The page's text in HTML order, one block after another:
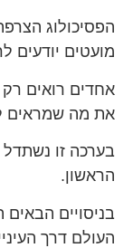
הפסיכולוג
מועטים יודעים
אחדים רואים
את מה שמראים
בערכה זו
הראשון.
בניסויים
העולם דרך